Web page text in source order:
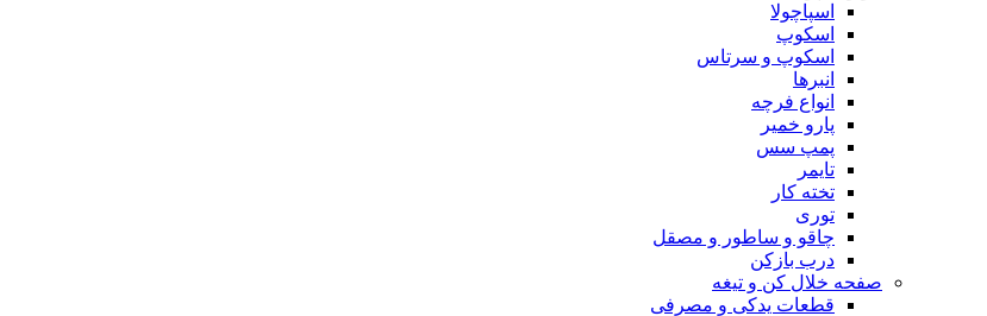
اسپاچولا
اسکوپ
اسکوپ و سرتاس
انبرها
انواع فرچه
پارو خمیر
پمپ سس
تایمر
تخته کار
توری
چاقو و ساطور و مصقل
درب بازکن
صفحه خلال کن و تیغه
قطعات یدکی و مصرفی